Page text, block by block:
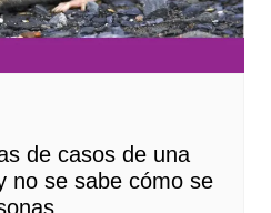
de casos de una
no se sabe cómo se